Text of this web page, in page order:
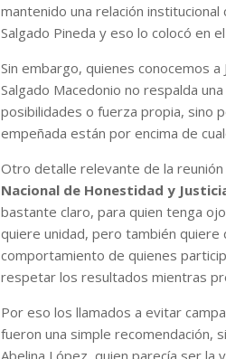
mantenido una relación
Salgado Pineda y eso lo colocó en
Sin embargo, quienes conocemos
Salgado Macedonio no respalda
posibilidades o fuerza propia, sino
empeñada están por encima de
Otro detalle relevante de la
Nacional de Honestidad y
bastante claro, para quien tenga
quiere unidad, pero también quiere
comportamiento de quienes
respetar los resultados mientras
Por eso los llamados a evitar
fueron una simple recomendación,
Abelina López, quien parecía ser la